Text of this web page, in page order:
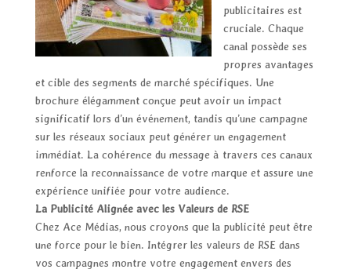
publicitaires est
cruciale. Chaque
canal possède ses
propres avantages
et cible des segments de marché spécifiques. Une
brochure élégamment conçue peut avoir un impact
significatif lors d’un événement, tandis qu’une campagne
sur les réseaux sociaux peut générer un engagement
immédiat. La cohérence du message à travers ces canaux
renforce la reconnaissance de votre marque et assure une
expérience unifiée pour votre audience.
La Publicité Alignée avec les Valeurs de RSE
Chez Ace Médias, nous croyons que la publicité peut être
une force pour le bien. Intégrer les valeurs de RSE dans
vos campagnes montre votre engagement envers des